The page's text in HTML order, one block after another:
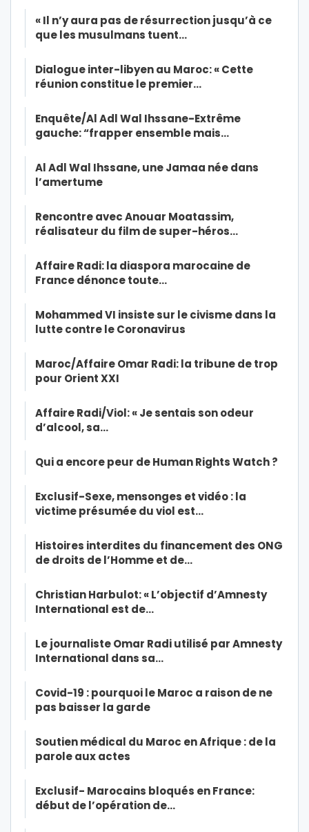
« Il n’y aura pas de résurrection jusqu’à ce
que les musulmans tuent…
Dialogue inter-libyen au Maroc: « Cette
réunion constitue le premier…
Enquête/Al Adl Wal Ihssane-Extrême
gauche: “frapper ensemble mais…
Al Adl Wal Ihssane, une Jamaa née dans
l’amertume
Rencontre avec Anouar Moatassim,
réalisateur du film de super-héros…
Affaire Radi: la diaspora marocaine de
France dénonce toute…
Mohammed VI insiste sur le civisme dans la
lutte contre le Coronavirus
Maroc/Affaire Omar Radi: la tribune de trop
pour Orient XXI
Affaire Radi/Viol: « Je sentais son odeur
d’alcool, sa…
Qui a encore peur de Human Rights Watch ?
Exclusif-Sexe, mensonges et vidéo : la
victime présumée du viol est…
Histoires interdites du financement des ONG
de droits de l’Homme et de…
Christian Harbulot: « L’objectif d’Amnesty
International est de…
Le journaliste Omar Radi utilisé par Amnesty
International dans sa…
Covid-19 : pourquoi le Maroc a raison de ne
pas baisser la garde
Soutien médical du Maroc en Afrique : de la
parole aux actes
Exclusif- Marocains bloqués en France:
début de l’opération de…